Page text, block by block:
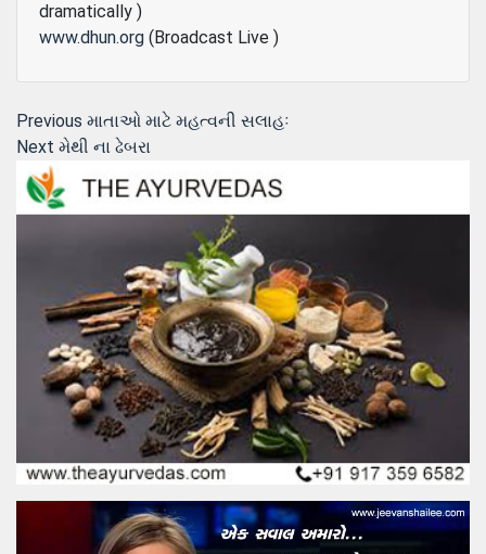
dramatically )
www.dhun.org (Broadcast Live )
Post
navigation
Previous Previous
post:
માતાઓ માટે મહત્‍વની સલાહઃ
Next Next
મેથી ના ઢેબરા